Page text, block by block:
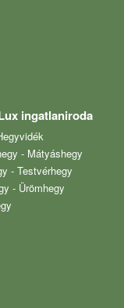
ingatlaniroda
- Mátyáshegy
- Testvérhegy
- Ürömhegy